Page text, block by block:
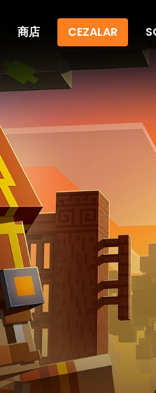
商店 CEZALAR